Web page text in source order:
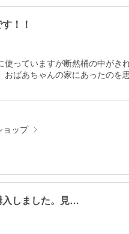
！！
っていますが断然桶の中がき
ばあちゃんの家にあったのを
ョップ
入しました。見…